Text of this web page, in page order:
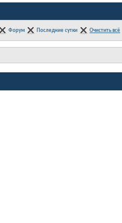
Форум Последние сутки Очистить всё